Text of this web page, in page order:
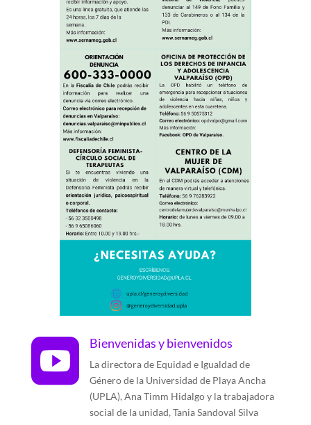
 Bienvenidas y bienvenidos
La directora de Equidad e Igualdad de
Género de la Universidad de Playa Ancha
(UPLA), Ana Timm Hidalgo y la trabajadora
social de la unidad, Tania Sandoval Silva